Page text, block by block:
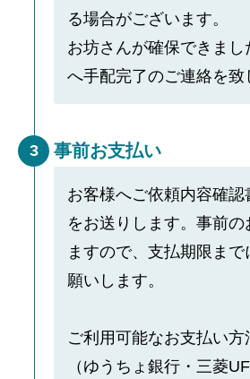
る場合がございます。
お坊さんが確保できまし
へ手配完了のご連絡を致
3 事前お支払い
お客様へご依頼内容確
をお送りします。事前の
ますので、支払期限ま
願いします。
ご利用可能なお支払い方
（ゆうちょ銀行・三菱